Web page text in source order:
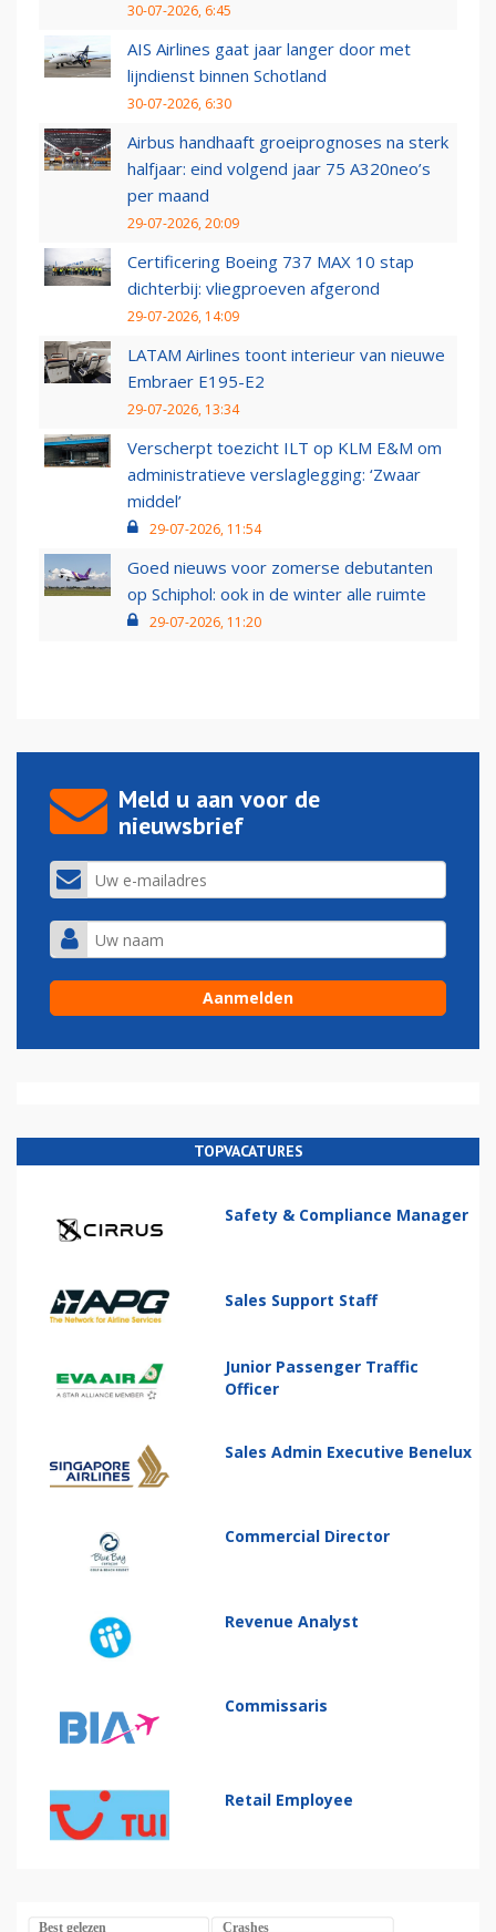
30-07-2026, 6:45
AIS Airlines gaat jaar langer door met
lijndienst binnen Schotland
30-07-2026, 6:30
Airbus handhaaft groeiprognoses na sterk
halfjaar: eind volgend jaar 75 A320neo’s
per maand
29-07-2026, 20:09
Certificering Boeing 737 MAX 10 stap
dichterbij: vliegproeven afgerond
29-07-2026, 14:09
LATAM Airlines toont interieur van nieuwe
Embraer E195-E2
29-07-2026, 13:34
Verscherpt toezicht ILT op KLM E&M om
administratieve verslaglegging: ‘Zwaar
middel’
29-07-2026, 11:54
Goed nieuws voor zomerse debutanten
op Schiphol: ook in de winter alle ruimte
29-07-2026, 11:20
Meld u aan voor de
nieuwsbrief
TOPVACATURES
Safety & Compliance Manager
Sales Support Staff
Junior Passenger Traffic
Officer
Sales Admin Executive Benelux
Commercial Director
Revenue Analyst
Commissaris
Retail Employee
Best gelezen Crashes